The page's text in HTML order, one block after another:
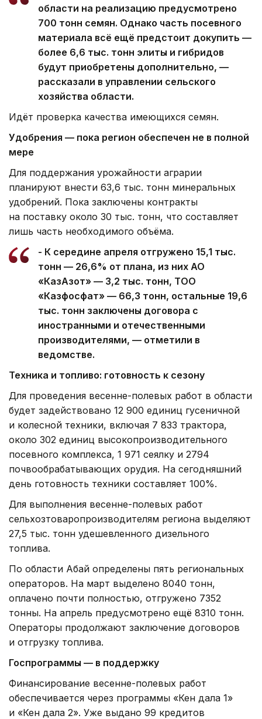
области на реализацию предусмотрено
700 тонн семян. Однако часть посевного
материала всё ещё предстоит докупить —
более 6,6 тыс. тонн элиты и гибридов
будут приобретены дополнительно, —
рассказали в управлении сельского
хозяйства области.
Идёт проверка качества имеющихся семян.
Удобрения — пока регион обеспечен не в полной
мере
Для поддержания урожайности аграрии
планируют внести 63,6 тыс. тонн минеральных
удобрений. Пока заключены контракты
на поставку около 30 тыс. тонн, что составляет
лишь часть необходимого объёма.
- К середине апреля отгружено 15,1 тыс.
тонн — 26,6% от плана, из них АО
«КазАзот» — 3,2 тыс. тонн, ТОО
«Казфосфат» — 66,3 тонн, остальные 19,6
тыс. тонн заключены договора с
иностранными и отечественными
производителями, — отметили в
ведомстве.
Техника и топливо: готовность к сезону
Для проведения весенне-полевых работ в области
будет задействовано 12 900 единиц гусеничной
и колесной техники, включая 7 833 трактора,
около 302 единиц высокопроизводительного
посевного комплекса, 1 971 сеялку и 2794
почвообрабатывающих орудия. На сегодняшний
день готовность техники составляет 100%.
Для выполнения весенне-полевых работ
сельхозтоваропроизводителям региона выделяют
27,5 тыс. тонн удешевленного дизельного
топлива.
По области Абай определены пять региональных
операторов. Ha март выделено 8040 тонн,
оплачено почти полностью, отгружено 7352
тонны. На апрель предусмотрено ещё 8310 тонн.
Операторы продолжают заключение договоров
и отгрузку топлива.
Госпрограммы — в поддержку
Финансирование весенне-полевых работ
обеспечивается через программы «Кен дала 1»
и «Кен дала 2». Уже выдано 99 кредитов